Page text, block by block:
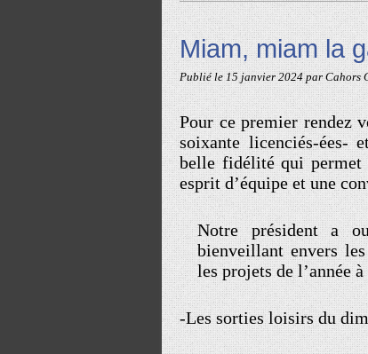
Miam, miam la
Publié le15 janvier 2024par Cahors
Pour ce premier rendez
soixante licenciés-ées-
belle fidélité qui permet
esprit d’équipe et une
Notre président a
bienveillant envers
les projets de l’année
-Les sorties loisirs du